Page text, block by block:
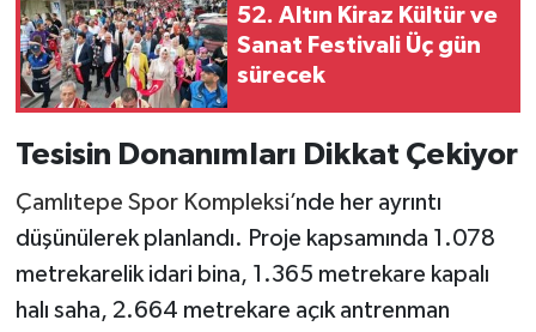
52. Altın Kiraz Kültür ve
Sanat Festivali Üç gün
sürecek
Tesisin Donanımları Dikkat Çekiyor
Çamlıtepe Spor Kompleksi’nde her ayrıntı
düşünülerek planlandı. Proje kapsamında 1.078
metrekarelik idari bina, 1.365 metrekare kapalı
halı saha, 2.664 metrekare açık antrenman